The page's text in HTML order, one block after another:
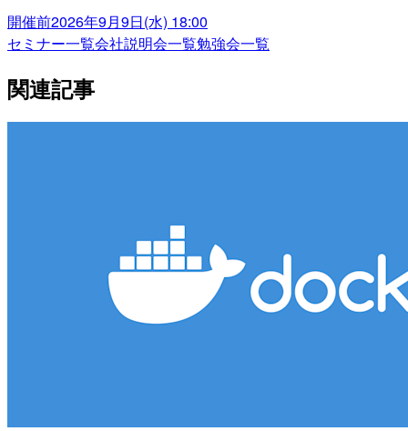
開催前2026年9月9日(水) 18:00
セミナー一覧会社説明会一覧勉強会一覧
関連記事